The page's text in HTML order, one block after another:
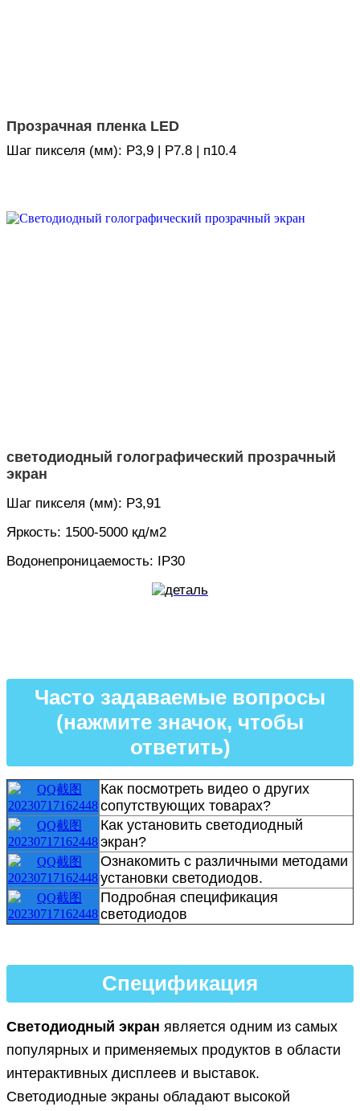
Прозрачная пленка LED
Шаг пикселя (мм): P3,9 | P7.8 | п10.4
светодиодный голографический прозрачный
экран
Шаг пикселя (мм): P3,91
Яркость: 1500-5000 кд/м2
Водонепроницаемость: IP30
Часто задаваемые вопросы
(нажмите значок, чтобы
ответить)
Как посмотреть видео о других
сопутствующих товарах?
Как установить светодиодный
экран?
Ознакомить с различными методами
установки светодиодов.
Подробная спецификация
светодиодов
Спецификация
Светодиодный экран является одним из самых
популярных и применяемых продуктов в области
интерактивных дисплеев и выставок.
Светодиодные экраны обладают высокой